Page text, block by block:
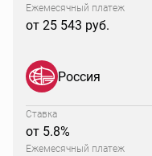
Ежемесячный платеж
от 25 543 руб.
Россия
Ставка
от 5.8%
Ежемесячный платеж